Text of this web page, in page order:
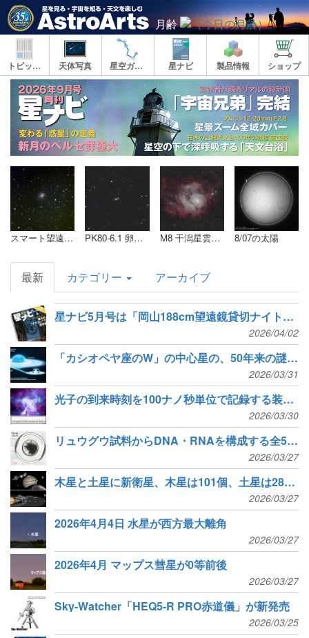
月齢
トピックス 天体写真 星空ガイド 星ナビ 製品情報 ショップ
AstroArts
Topics
スマート望遠鏡によるM101 PK80-6.1 卵星雲 M8 干潟星雲 いて座 8/07の太陽
最新 カテゴリー アーカイブ
ヘ
ッ
ド
ラ
イ
ン
星ナビ5月号は「岡山188cm望遠鏡貸切ナイト」と「CP+2026レポート」
2026/04/02
「カシオペヤ座のW」の中心星の、50年来の謎を解明
2026/03/31
光子の到来時刻を100ナノ秒単位で記録する装置「IMONY」
2026/03/30
リュウグウ試料からDNA・RNAを構成する全5種の核酸塩基を検出
2026/03/27
木星と土星に新衛星、木星は101個、土星は285個に
2026/03/27
2026年4月4日 水星が西方最大離角
2026/03/27
2026年4月 マップス彗星が0等前後
2026/03/27
Sky-Watcher「HEQ5-R PRO赤道儀」が新発売
2026/03/25